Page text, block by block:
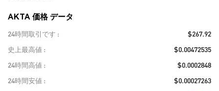
AKTA 価格 データ
24時間取引です
$267.92
史上最高値
$0.00472535
24時間高値
$0.0002848
24時間安値
$0.00027263